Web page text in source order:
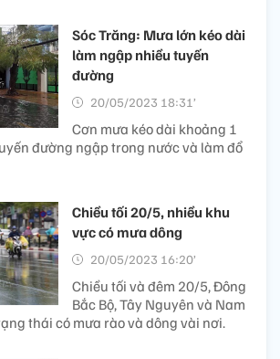
Sóc Trăng: Mưa lớn kéo dài
làm ngập nhiều tuyến
đường
20/05/2023 18:31’
Cơn mưa kéo dài khoảng 1
đường ngập trong nước và làm đổ
Chiều tối 20/5, nhiều khu
vực có mưa dông
20/05/2023 16:20’
Chiều tối và đêm 20/5, Đông
Bắc Bộ, Tây Nguyên và Nam
thái có mưa rào và dông vài nơi.